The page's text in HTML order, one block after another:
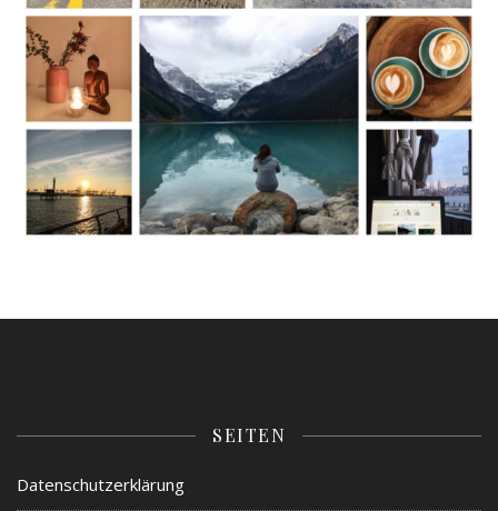
SEITEN
Datenschutzerklärung